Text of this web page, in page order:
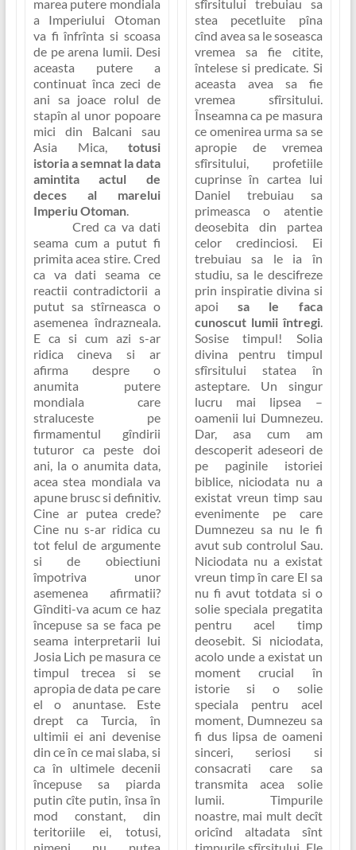
marea putere mondiala
a Imperiului Otoman
va fi înfrînta si scoasa
de pe arena lumii. Desi
aceasta putere a
continuat înca zeci de
ani sa joace rolul de
stapîn al unor popoare
mici din Balcani sau
Asia Mica, totusi
istoria a semnat la data
amintita actul de
deces al marelui
Imperiu Otoman.
Cred ca va dati
seama cum a putut fi
primita acea stire. Cred
ca va dati seama ce
reactii contradictorii a
putut sa stîrneasca o
asemenea îndrazneala.
E ca si cum azi s-ar
ridica cineva si ar
afirma despre o
anumita putere
mondiala care
straluceste pe
firmamentul gîndirii
tuturor ca peste doi
ani, la o anumita data,
acea stea mondiala va
apune brusc si definitiv.
Cine ar putea crede?
Cine nu s-ar ridica cu
tot felul de argumente
si de obiectiuni
împotriva unor
asemenea afirmatii?
Gînditi-va acum ce haz
începuse sa se faca pe
seama interpretarii lui
Josia Lich pe masura ce
timpul trecea si se
apropia de data pe care
el o anuntase. Este
drept ca Turcia, în
ultimii ei ani devenise
din ce în ce mai slaba, si
ca în ultimele decenii
începuse sa piarda
putin cîte putin, însa în
mod constant, din
teritoriile ei, totusi,
sfîrsitului trebuiau sa
stea pecetluite pîna
cînd avea sa le soseasca
vremea sa fie citite,
întelese si predicate. Si
aceasta avea sa fie
vremea sfîrsitului.
Înseamna ca pe masura
ce omenirea urma sa se
apropie de vremea
sfîrsitului, profetiile
cuprinse în cartea lui
Daniel trebuiau sa
primeasca o atentie
deosebita din partea
celor credinciosi. Ei
trebuiau sa le ia în
studiu, sa le descifreze
prin inspiratie divina si
apoisa le faca
cunoscut lumii întregi.
Sosise timpul! Solia
divina pentru timpul
sfîrsitului statea în
asteptare. Un singur
lucru mai lipsea –
oamenii lui Dumnezeu.
Dar, asa cum am
descoperit adeseori de
pe paginile istoriei
biblice, niciodata nu a
existat vreun timp sau
evenimente pe care
Dumnezeu sa nu le fi
avut sub controlul Sau.
Niciodata nu a existat
vreun timp în care El sa
nu fi avut totdata si o
solie speciala pregatita
pentru acel timp
deosebit. Si niciodata,
acolo unde a existat un
moment crucial în
istorie si o solie
speciala pentru acel
moment, Dumnezeu sa
fi dus lipsa de oameni
sinceri, seriosi si
consacrati care sa
transmita acea solie
lumii. Timpurile
noastre, mai mult decît
oricînd altadata sînt